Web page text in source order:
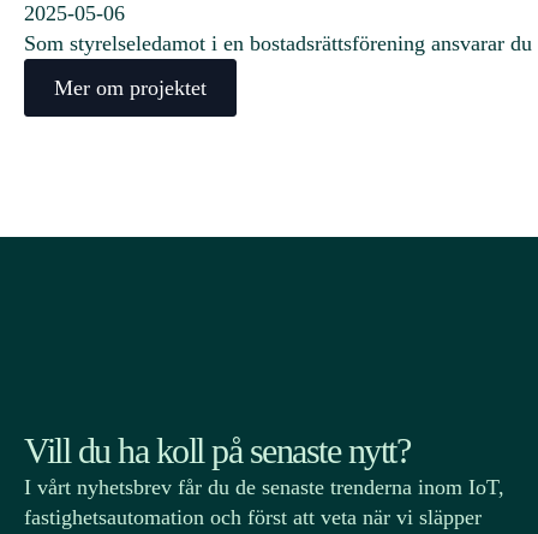
2025-05-06
Som styrelseledamot i en bostadsrättsförening ansvarar
Mer om projektet
Vill du ha koll på senaste nytt?
I vårt nyhetsbrev får du de senaste trenderna inom IoT,
fastighets­automation och först att veta när vi släpper